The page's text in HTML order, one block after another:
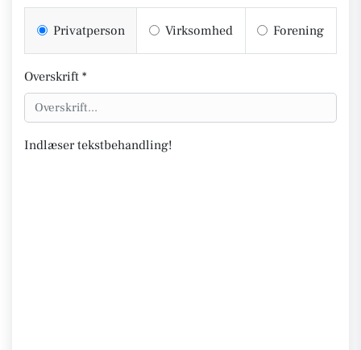
Privatperson Virksomhed Forening
Overskrift *
Indlæser tekstbehandling!